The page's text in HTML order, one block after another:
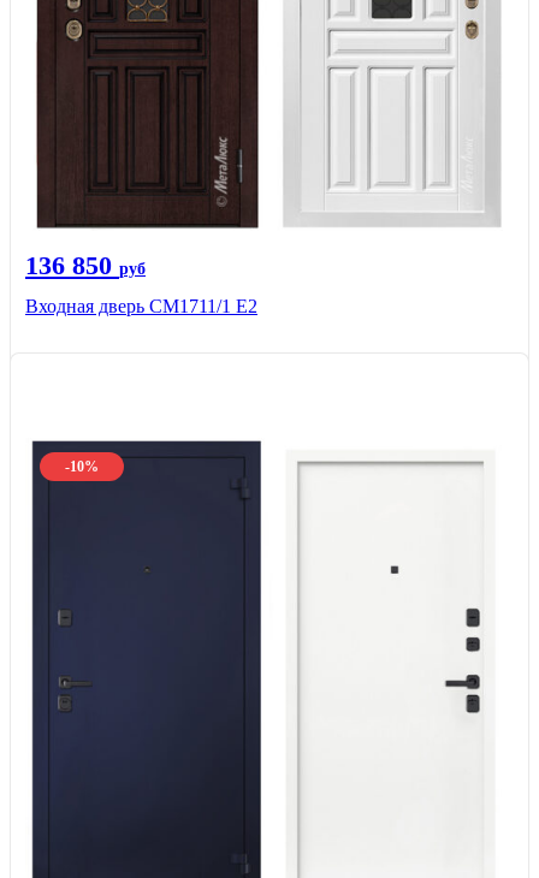
136 850 руб
Входная дверь CМ1711/1 Е2
-10%